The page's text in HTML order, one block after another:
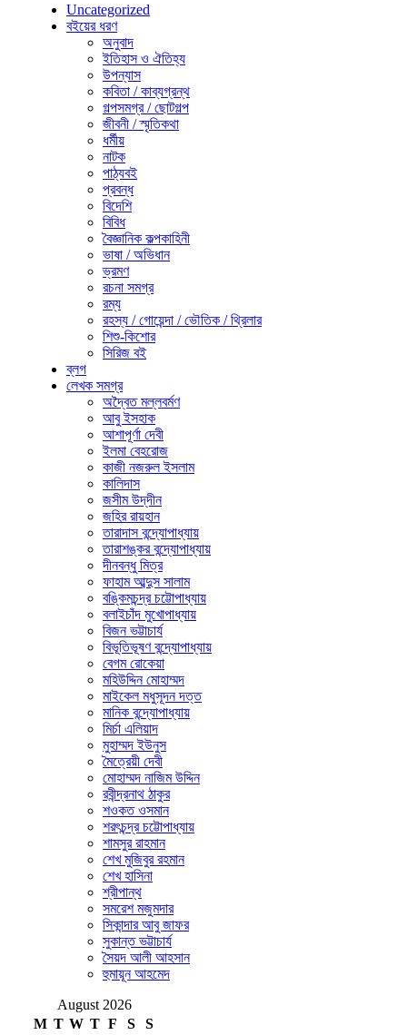
Uncategorized
বইয়ের ধরণ
অনুবাদ
ইতিহাস ও ঐতিহ্য
উপন্যাস
কবিতা / কাব্যগ্রন্থ
গল্পসমগ্র / ছোটগল্প
জীবনী / স্মৃতিকথা
ধর্মীয়
নাটক
পাঠ্যবই
প্রবন্ধ
বিদেশি
বিবিধ
বৈজ্ঞানিক কল্পকাহিনী
ভাষা / অভিধান
ভ্রমণ
রচনা সমগ্র
রম্য
রহস্য / গোয়েন্দা / ভৌতিক / থ্রিলার
শিশু-কিশোর
সিরিজ বই
ব্লগ
লেখক সমগ্র
অদ্বৈত মল্লবর্মণ
আবু ইসহাক
আশাপূর্ণা দেবী
ইলমা বেহরোজ
কাজী নজরুল ইসলাম
কালিদাস
জসীম উদ্‌দীন
জহির রায়হান
তারাদাস বন্দ্যোপাধ্যায়
তারাশঙ্কর বন্দ্যোপাধ্যায়
দীনবন্ধু মিত্র
ফাহাম আব্দুস সালাম
বঙ্কিমচন্দ্র চট্টোপাধ্যায়
বলাইচাঁদ মুখোপাধ্যায়
বিজন ভট্টাচার্য
বিভূতিভূষণ বন্দ্যোপাধ্যায়
বেগম রোকেয়া
মহিউদ্দিন মোহাম্মদ
মাইকেল মধুসূদন দত্ত
মানিক বন্দ্যোপাধ্যায়
মির্চা এলিয়াদ
মুহাম্মদ ইউনুস
মৈত্রেয়ী দেবী
মোহাম্মদ নাজিম উদ্দিন
রবীন্দ্রনাথ ঠাকুর
শওকত ওসমান
শরৎচন্দ্র চট্টোপাধ্যায়
শামসুর রাহমান
শেখ মুজিবুর রহমান
শেখ হাসিনা
শ্রীপান্থ
সমরেশ মজুমদার
সিকান্দার আবু জাফর
সুকান্ত ভট্টাচার্য
সৈয়দ আলী আহসান
হুমায়ূন আহমেদ
August 2026
M T W T F S S